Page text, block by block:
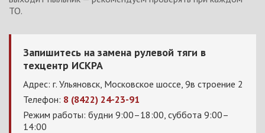
ТО.
Запишитесь на замена рулевой тяги в
техцентр ИСКРА
Адрес: г. Ульяновск, Московское шоссе, 9в строение 2
Телефон: 8 (8422) 24-23-91
Режим работы: будни 9:00–18:00, суббота 9:00–
14:00